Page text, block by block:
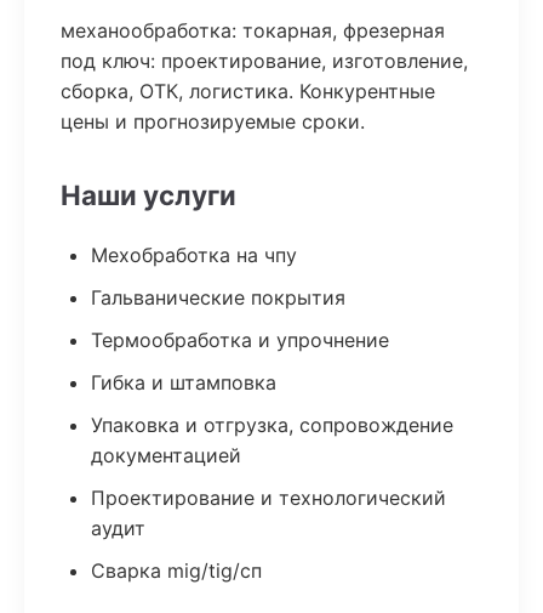
механообработка: токарная, фрезерная
под ключ: проектирование, изготовление,
сборка, ОТК, логистика. Конкурентные
цены и прогнозируемые сроки.
Наши услуги
Мехобработка на чпу
Гальванические покрытия
Термообработка и упрочнение
Гибка и штамповка
Упаковка и отгрузка, сопровождение
документацией
Проектирование и технологический
аудит
Сварка mig/tig/сп